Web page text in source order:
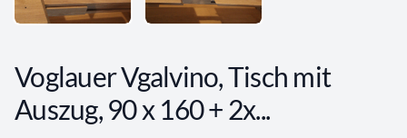
Voglauer Vgalvino, Tisch mit
Auszug, 90 x 160 + 2x...